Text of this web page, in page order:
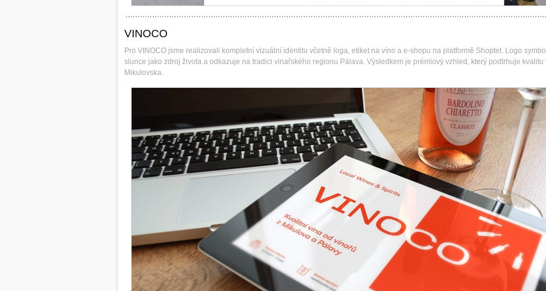
VINOCO
Pro VINOCO jsme realizovali kompletní vizuální identitu včetně loga, etiket na víno a e-shopu na platformě Shoptet. Logo
slunce jako zdroj života a odkazuje na tradici vinařského regionu Pálava. Výsledkem je prémiový vzhled, který podtrhuje kvalitu
Mikulovska.